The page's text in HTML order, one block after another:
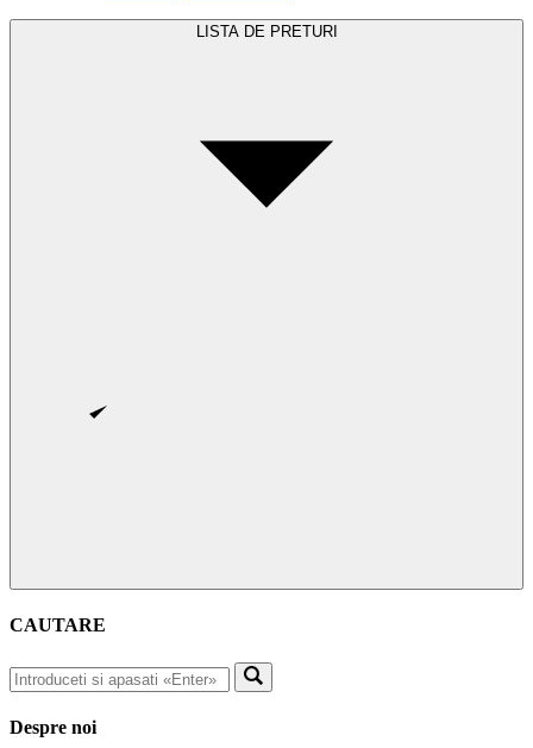
LISTA DE PRETURI
CAUTARE
Despre noi